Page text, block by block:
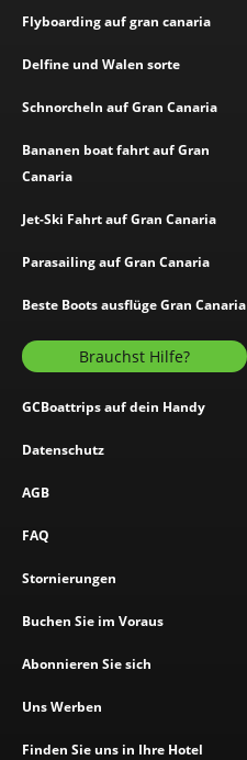
Flyboarding auf gran canaria
Delfine und Walen sorte
Schnorcheln auf Gran Canaria
Bananen boat fahrt auf Gran
Canaria
Jet-Ski Fahrt auf Gran Canaria
Parasailing auf Gran Canaria
Beste Boots ausflüge Gran Canaria
Brauchst Hilfe?
GCBoattrips auf dein Handy
Datenschutz
AGB
FAQ
Stornierungen
Buchen Sie im Voraus
Abonnieren Sie sich
Uns Werben
Finden Sie uns in Ihre Hotel